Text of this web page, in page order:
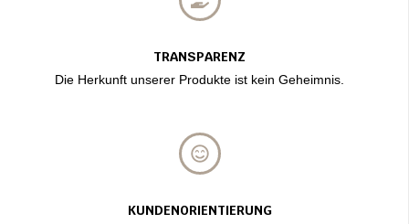
TRANSPARENZ
Die Herkunft unserer Produkte ist kein Geheimnis.
KUNDENORIENTIERUNG